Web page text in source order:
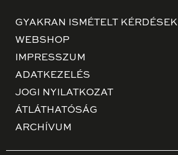
GYAKRAN ISMÉTELT KÉRDÉSEK
WEBSHOP
IMPRESSZUM
ADATKEZELÉS
JOGI NYILATKOZAT
ÁTLÁTHATÓSÁG
ARCHÍVUM